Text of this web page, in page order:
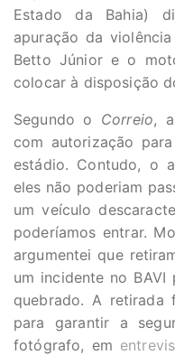
Estado da Bahia)
apuração da
Betto Júnior e o
colocar à disposição
Segundo o Correio,
com autorização
estádio. Contudo, o
eles não poderiam
um veículo
poderíamos entrar.
argumentei que
um incidente no
quebrado. A retirada
para garantir a
fotógrafo, em